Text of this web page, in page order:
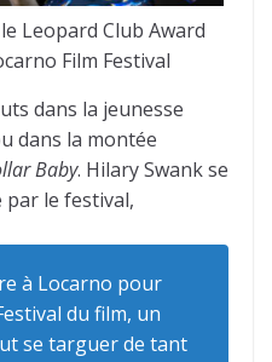
Leopard Club Award
Film Festival
dans la jeunesse
dans la montée
Baby. Hilary Swank se
par le festival,
à Locarno pour
du film, un
se targuer de tant